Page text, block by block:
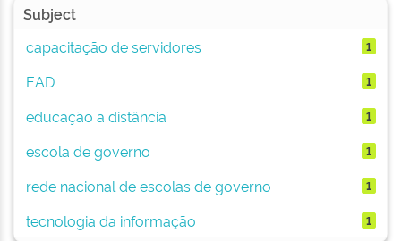
Subject
capacitação de servidores
1
EAD 1
educação a distância 1
escola de governo 1
rede nacional de escolas de governo 1
tecnologia da informação 1